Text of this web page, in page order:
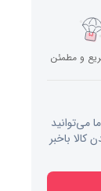
و مطمئن
می‌توانید
باخبر